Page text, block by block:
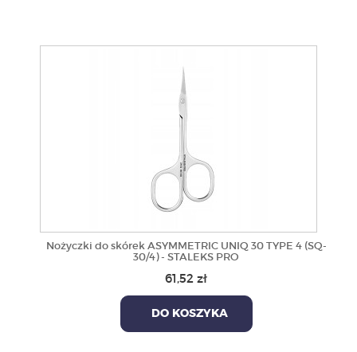
Nożyczki do skórek ASYMMETRIC UNIQ 30 TYPE 4 (SQ-
30/4) - STALEKS PRO
61,52 zł
DO KOSZYKA